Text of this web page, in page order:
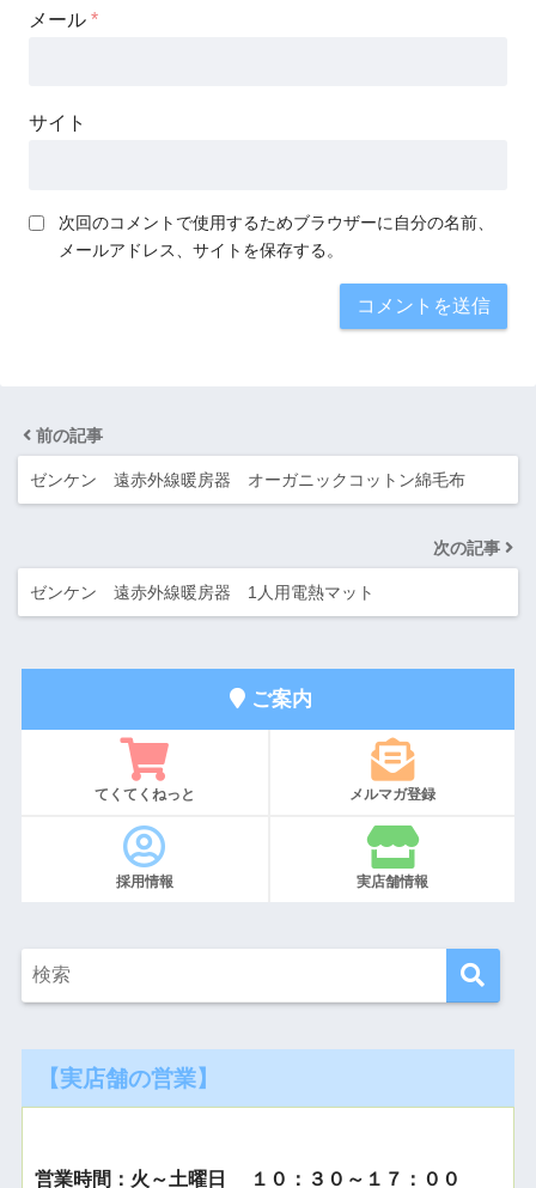
メール *
サイト
次回のコメントで使用するためブラウザーに自分の名前、
メールアドレス、サイトを保存する。
前の記事
ゼンケン 遠赤外線暖房器 オーガニックコットン綿毛布
次の記事
ゼンケン 遠赤外線暖房器 1人用電熱マット
ご案内
てくてくねっと メルマガ登録
採用情報 実店舗情報
【実店舗の営業】
営業時間：火～土曜日 １０：３０～１７：００